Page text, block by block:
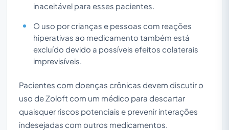
inaceitável para esses pacientes.
O uso por crianças e pessoas com reações
hiperativas ao medicamento também está
excluído devido a possíveis efeitos colaterais
imprevisíveis.
Pacientes com doenças crônicas devem discutir o
uso de Zoloft com um médico para descartar
quaisquer riscos potenciais e prevenir interações
indesejadas com outros medicamentos.